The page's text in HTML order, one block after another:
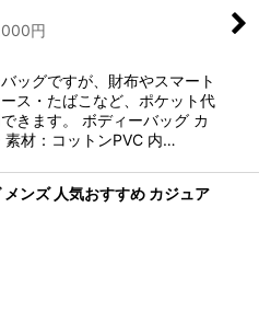
円
ッグですが、財布やスマート
ス・たばこなど、ポケット代
きます。 ボディーバッグ カ
素材：コットンPVC 内…
メンズ 人気おすすめ カジュア